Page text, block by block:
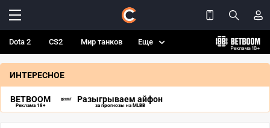
Dota 2 CS2 Мир танков Еще
ИНТЕРЕСНОЕ
BETBOOM
Реклама 18+
Разыгрываем айфон
за прогнозы на MLBB